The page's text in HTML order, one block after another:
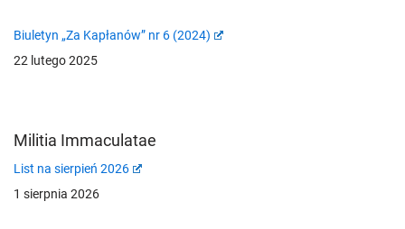
Biuletyn „Za Kapłanów” nr 6 (2024)
22 lutego 2025
Militia Immaculatae
List na sierpień 2026
1 sierpnia 2026